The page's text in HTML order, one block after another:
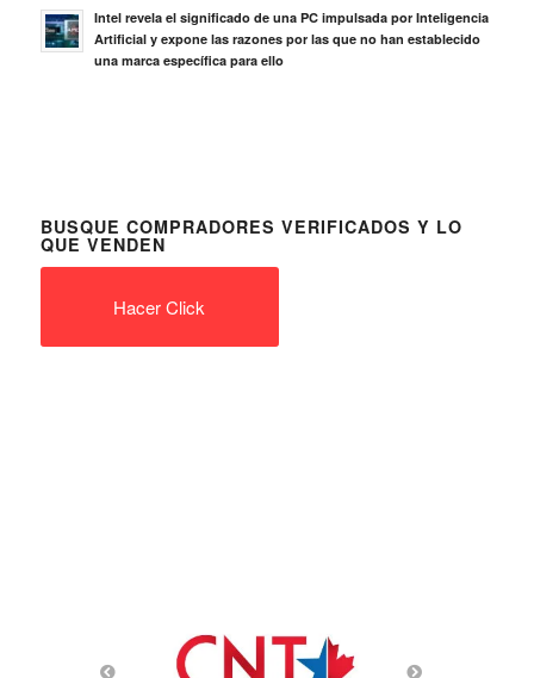
Intel revela el significado de una PC impulsada por Inteligencia
Artificial y expone las razones por las que no han establecido
una marca específica para ello
BUSQUE COMPRADORES VERIFICADOS Y LO
QUE VENDEN
Hacer Click